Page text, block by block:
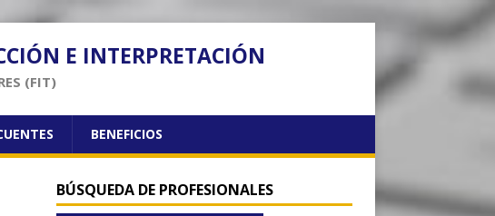
E INTERPRETACIÓN
(FIT)
BENEFICIOS
BÚSQUEDA DE PROFESIONALES